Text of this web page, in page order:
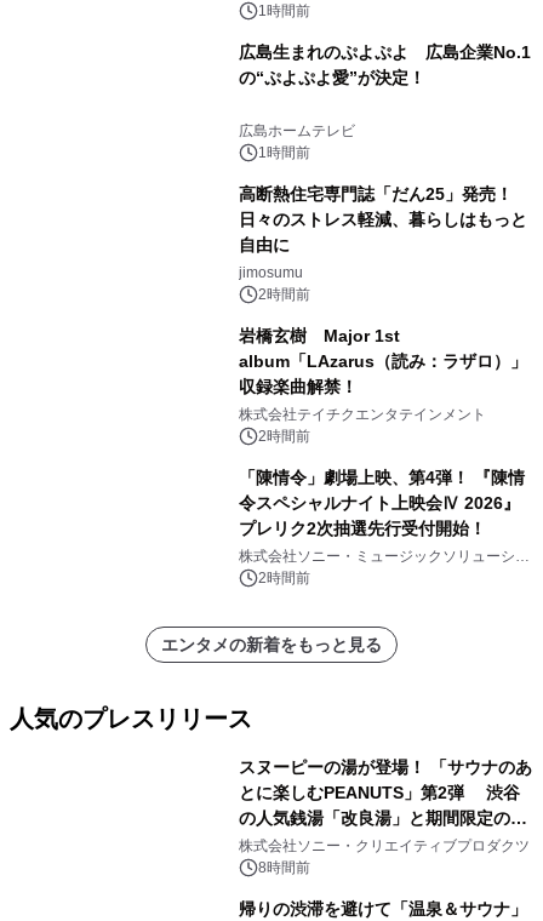
1時間前
広島生まれのぷよぷよ 広島企業No.1
の“ぷよぷよ愛”が決定！
広島ホームテレビ
1時間前
高断熱住宅専門誌「だん25」発売！
日々のストレス軽減、暮らしはもっと
自由に
jimosumu
2時間前
岩橋玄樹 Major 1st
album「LAzarus（読み：ラザロ）」
収録楽曲解禁！
株式会社テイチクエンタテインメント
2時間前
「陳情令」劇場上映、第4弾！ 『陳情
令スペシャルナイト上映会Ⅳ 2026』
プレリク2次抽選先行受付開始！
株式会社ソニー・ミュージックソリューショ
ンズ2時間前
エンタメの新着をもっと見る
人気のプレスリリース
スヌーピーの湯が登場！ 「サウナのあ
とに楽しむPEANUTS」第2弾 渋谷
の人気銭湯「改良湯」と期間限定のコ
ラボレーション サウナイキタイコラ
ボグッズも発売決定！
株式会社ソニー・クリエイティブプロダクツ
8時間前
帰りの渋滞を避けて「温泉＆サウナ」